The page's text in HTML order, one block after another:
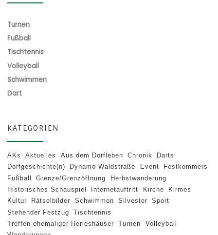
Turnen
Fußball
Tischtennis
Volleyball
Schwimmen
Dart
KATEGORIEN
AKs Aktuelles Aus dem Dorfleben Chronik
Darts
Dorfgeschichte(n)
Dynamo Waldstraße Event
Festkommers
Fußball
Grenze/Grenzöffnung
Herbstwanderung
Historisches Schauspiel
Internetauftritt Kirche
Kirmes
Kultur
Rätselbilder Schwimmen Silvester
Sport
Stehender Festzug
Tischtennis
Treffen ehemaliger Herleshäuser
Turnen
Volleyball